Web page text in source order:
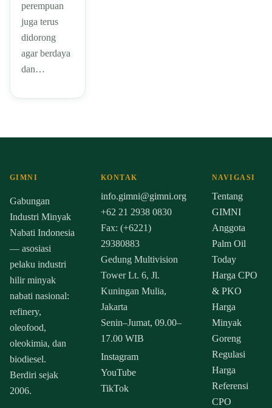
perempuan
juga terus
didorong
agar berdaya
dan…
GIMNI
Gabungan
Industri Minyak
Nabati Indonesia
— asosiasi
pelaku industri
hilir minyak
nabati nasional:
refinery,
oleofood,
oleokimia, dan
biodiesel.
Berdiri sejak
2006.
KONTAK
info.gimni@gimni.org
+62 21 2938 0830
Fax: (+6221)
29380883
Gedung Multivision
Tower Lt. 6, Jl.
Kuningan Mulia,
Jakarta
Senin–Jumat, 09.00–
17.00 WIB
Instagram
YouTube
TikTok
NAVIGASI
Tentang
GIMNI
Anggota
Palm Oil
Today
Harga CPO
& PKO
Harga
Minyak
Goreng
Regulasi
Harga
Referensi
CPO